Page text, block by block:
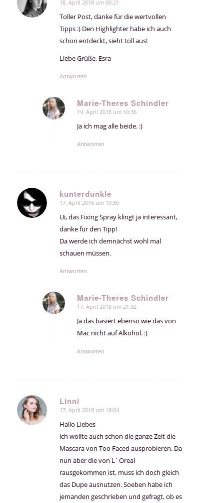
sagte:
18. April 2018 um 00:21
Toller Post, danke für die wertvollen
Tipps :) Den Highlighter habe ich auch
schon entdeckt, sieht toll aus!
Liebe Grüße, Esra
Antworten
Marie-Theres Schindler
sagte:
19. April 2018 um 10:36
Ja ich mag alle beide. :)
Antworten
kunterdunkle
sagte:
17. April 2018 um 19:30
Ui, das Fixing Spray klingt ja interessant,
danke für den Tipp!
Da werde ich demnächst wohl mal
schauen müssen.
Antworten
Marie-Theres Schindler
sagte:
17. April 2018 um 21:32
Ja das basiert ebenso wie das von
Mac nicht auf Alkohol. :)
Antworten
Linni
sagte:
17. April 2018 um 19:04
Hallo Liebes
ich wollte auch schon die ganze Zeit die
Mascara von Too Faced ausprobieren. Da
nun aber die von L´Oreal
rausgekommen ist, muss ich doch gleich
das Dupe ausnutzen. Soeben habe ich
jemanden geschrieben und gefragt, ob es